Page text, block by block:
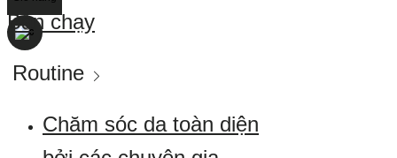
0
Bán chạy
Routine
Chăm sóc da toàn diện